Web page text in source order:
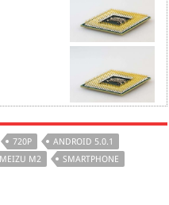
720P
ANDROID 5.0.1
MEIZU M2
SMARTPHONE